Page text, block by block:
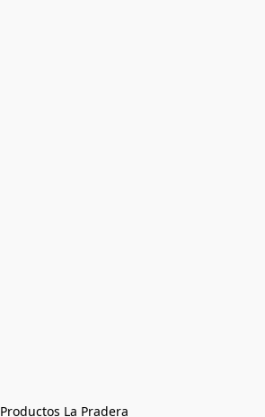
Productos La Pradera